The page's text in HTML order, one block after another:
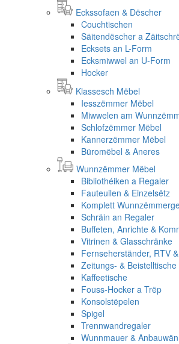
Eckssofaen & Dëscher
Couchtischen
Säitendëscher a
Ecksets an L-Form
Ecksmiwwel an U-Form
Hocker
Klassesch Mëbel
Iesszëmmer Mëbel
Miwwelen am
Schlofzëmmer Mëbel
Kannerzëmmer Mëbel
Büromëbel & Aneres
Wunnzëmmer Mëbel
Bibliothéiken a Regaler
Fauteuilen & Einzelsëtz
Komplett
Schräin an Regaler
Buffeten, Anrichte &
Vitrinen & Glasschränke
Fernseherständer, RTV
Zeitungs- & Beistelltische
Kaffeetische
Fouss-Hocker a Trëp
Konsolstëpelen
Spigel
Trennwandregaler
Wunnmauer &